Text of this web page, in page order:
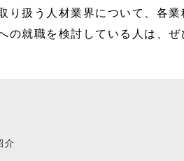
り扱う人材業界について、各業
の就職を検討している人は、ぜ
介